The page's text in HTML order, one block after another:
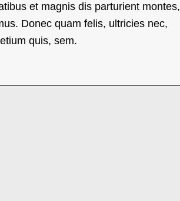
et magnis dis parturient montes,
Donec quam felis, ultricies nec,
quis, sem.